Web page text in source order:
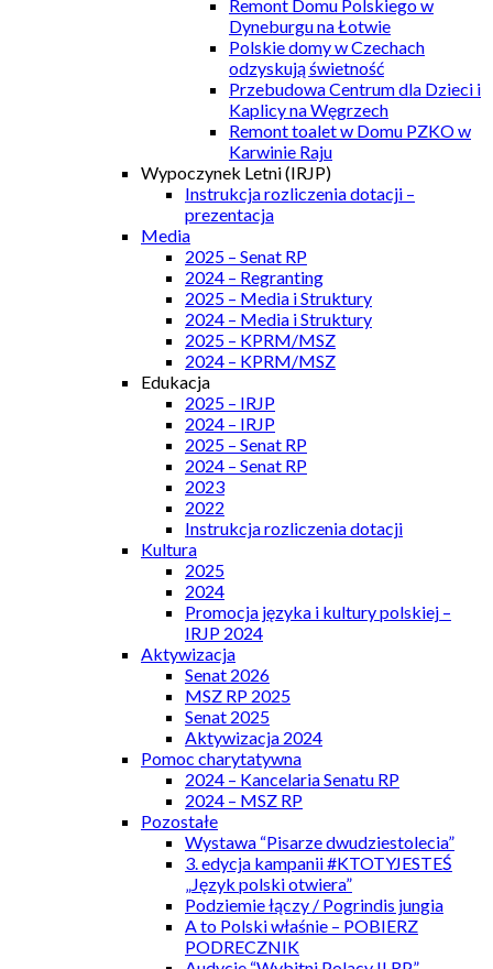
Remont Domu Polskiego w
Dyneburgu na Łotwie
Polskie domy w Czechach
odzyskują świetność
Przebudowa Centrum dla Dzieci i
Kaplicy na Węgrzech
Remont toalet w Domu PZKO w
Karwinie Raju
Wypoczynek Letni (IRJP)
Instrukcja rozliczenia dotacji –
prezentacja
Media
2025 – Senat RP
2024 – Regranting
2025 – Media i Struktury
2024 – Media i Struktury
2025 – KPRM/MSZ
2024 – KPRM/MSZ
Edukacja
2025 – IRJP
2024 – IRJP
2025 – Senat RP
2024 – Senat RP
2023
2022
Instrukcja rozliczenia dotacji
Kultura
2025
2024
Promocja języka i kultury polskiej –
IRJP 2024
Aktywizacja
Senat 2026
MSZ RP 2025
Senat 2025
Aktywizacja 2024
Pomoc charytatywna
2024 – Kancelaria Senatu RP
2024 – MSZ RP
Pozostałe
Wystawa “Pisarze dwudziestolecia”
3. edycja kampanii #KTOTYJESTEŚ
„Język polski otwiera”
Podziemie łączy / Pogrindis jungia
A to Polski właśnie – POBIERZ
PODRECZNIK